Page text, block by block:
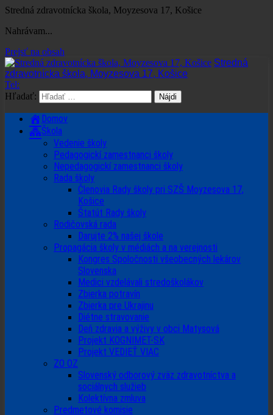
Stredná zdravotnícka škola, Moyzesova 17, Košice
Nahrávam...
Prejsť na obsah
Stredná
zdravotnícka škola, Moyzesova 17, Košice
Tel:
Hľadať:
Domov
Škola
Vedenie školy
Pedagogickí zamestnanci školy
Nepedagogickí zamestnanci školy
Rada školy
Členovia Rady školy pri SZŠ Moyzesova 17,
Košice
Štatút Rady školy
Rodičovská rada
Darujte 2% našej škole
Propagácia školy v médiách a na verejnosti
Kongres Spoločnosti všeobecných lekárov
Slovenska
Medici vzdelávali stredoškolákov
Zbierka potravín
Zbierka pre Ukrajinu
Diétne stravovanie
Deň zdravia a výživy v obci Matysová
Projekt KOGNIMET-SK
Projekt VEDIEŤ VIAC
ZO OZ
Slovenský odborový zväz zdravotníctva a
sociálnych služieb
Kolektívna zmluva
Predmetové komisie